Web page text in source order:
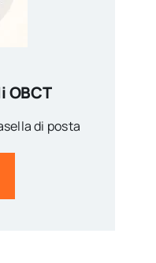
OBCT
di posta